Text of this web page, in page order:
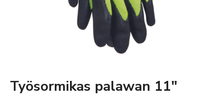
Työsormikas palawan 11″